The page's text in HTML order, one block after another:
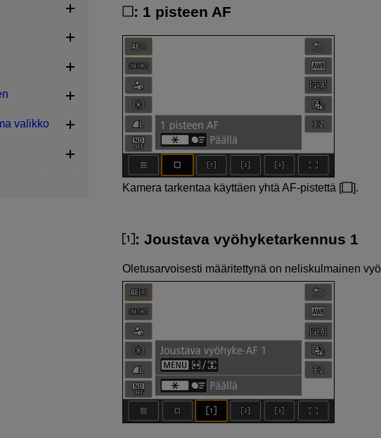
: 1 pisteen AF
Kamera tarkentaa käyttäen yhtä AF-pistettä [ ].
: Joustava vyöhyketarkennus 1
Oletusarvoisesti määritettynä on neliskulmainen
valikko